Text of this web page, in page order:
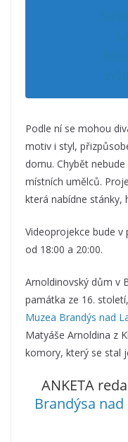
Podle ní se mohou
motiv i styl,
domu. Chybět
místních umělců.
která nabídne stánky,
Videoprojekce bude v
od 18:00 a 20:00.
Arnoldinovský dům v
památka ze 16.
Muzea Brandýs nad
Matyáše Arnoldina z
komory, který se stal
ANKETA
Brandýsa